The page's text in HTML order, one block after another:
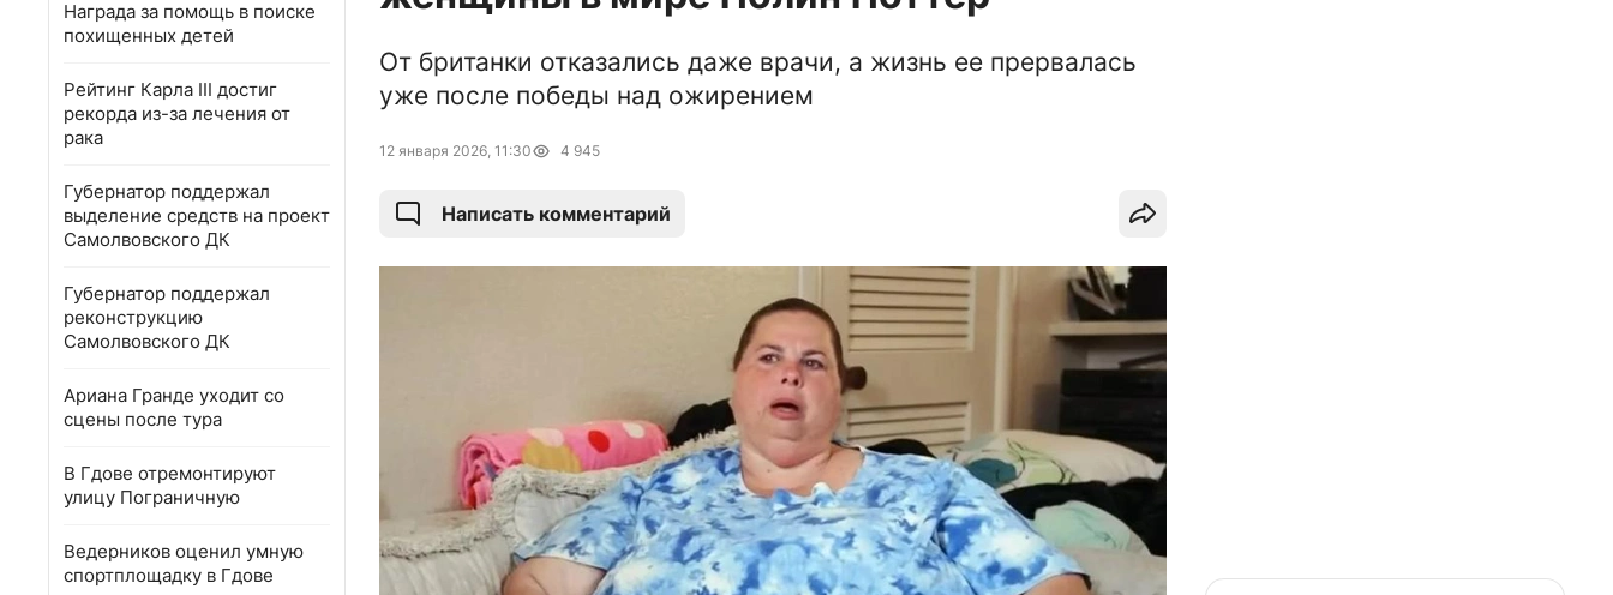
Награда за помощь в поиске
похищенных детей
Рейтинг Карла III достиг
рекорда из-за лечения от
рака
Губернатор поддержал
выделение средств на проект
Самолвовского ДК
Губернатор поддержал
реконструкцию
Самолвовского ДК
Ариана Гранде уходит со
сцены после тура
В Гдове отремонтируют
улицу Пограничную
Ведерников оценил умную
спортплощадку в Гдове
От британки отказались даже врачи, а жизнь ее прервалась
уже после победы над ожирением
12 января 2026, 11:30 4 945
Написать комментарий